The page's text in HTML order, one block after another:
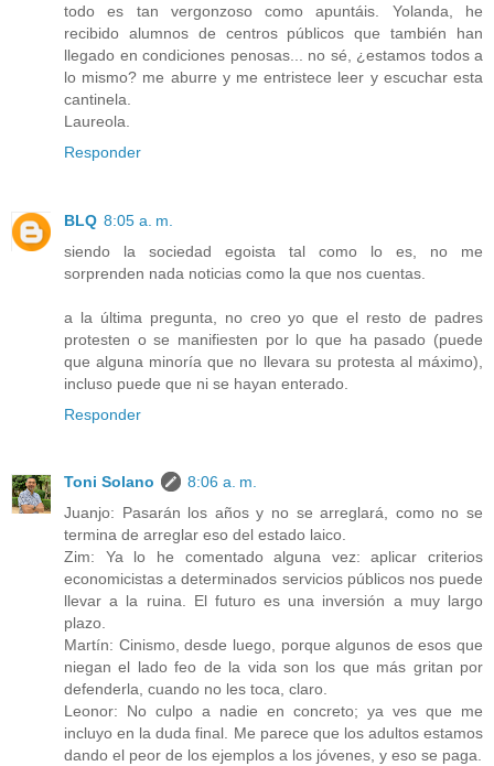
todo es tan vergonzoso como apuntáis. Yolanda, he
recibido alumnos de centros públicos que también han
llegado en condiciones penosas... no sé, ¿estamos todos a
lo mismo? me aburre y me entristece leer y escuchar esta
cantinela.
Laureola.
Responder
BLQ 8:05 a. m.
siendo la sociedad egoista tal como lo es, no me
sorprenden nada noticias como la que nos cuentas.
a la última pregunta, no creo yo que el resto de padres
protesten o se manifiesten por lo que ha pasado (puede
que alguna minoría que no llevara su protesta al máximo),
incluso puede que ni se hayan enterado.
Responder
Toni Solano
8:06 a. m.
Juanjo: Pasarán los años y no se arreglará, como no se
termina de arreglar eso del estado laico.
Zim: Ya lo he comentado alguna vez: aplicar criterios
economicistas a determinados servicios públicos nos puede
llevar a la ruina. El futuro es una inversión a muy largo
plazo.
Martín: Cinismo, desde luego, porque algunos de esos que
niegan el lado feo de la vida son los que más gritan por
defenderla, cuando no les toca, claro.
Leonor: No culpo a nadie en concreto; ya ves que me
incluyo en la duda final. Me parece que los adultos estamos
dando el peor de los ejemplos a los jóvenes, y eso se paga.